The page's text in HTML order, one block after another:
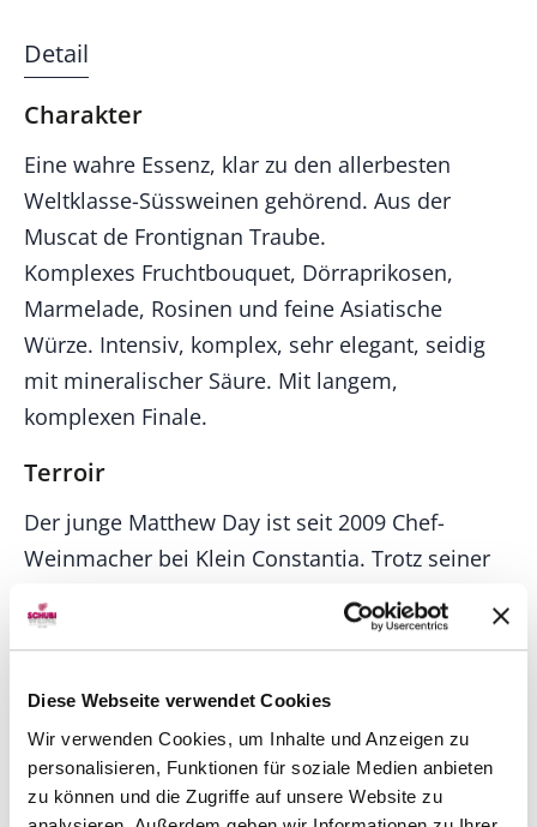
Diese Webseite verwendet Cookies
Wir verwenden Cookies, um Inhalte und Anzeigen zu
personalisieren, Funktionen für soziale Medien anbieten
zu können und die Zugriffe auf unsere Website zu
Detail
Charakter
Eine wahre Essenz, klar zu den allerbesten
Weltklasse-Süssweinen gehörend. Aus der
Muscat de Frontignan Traube.
Komplexes Fruchtbouquet, Dörraprikosen,
Marmelade, Rosinen und feine Asiatische
Würze. Intensiv, komplex, sehr elegant, seidig
mit mineralischer Säure. Mit langem,
komplexen Finale.
Terroir
Der junge Matthew Day ist seit 2009 Chef-
Weinmacher bei Klein Constantia. Trotz seiner
Jugend hatte er zuvor bereits reiche Erfahrung
als Weinmacher in Europa und Australien
Grundausbildung ist wohl einer der
Hauptgründe, weshalb er engagiert wurde.
Geschichte